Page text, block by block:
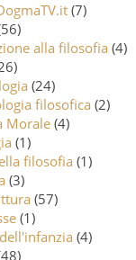
(7)
alla filosofia (4)
(24)
filosofica (2)
Morale (4)
(1)
filosofia (1)
(3)
(57)
(1)
(4)